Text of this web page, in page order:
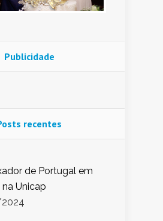
Publicidade
recentes
de Portugal em
Unicap